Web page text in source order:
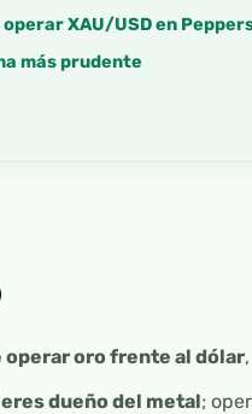
XAU/USD en
más prudente
oro frente al dólar
dueño del metal;